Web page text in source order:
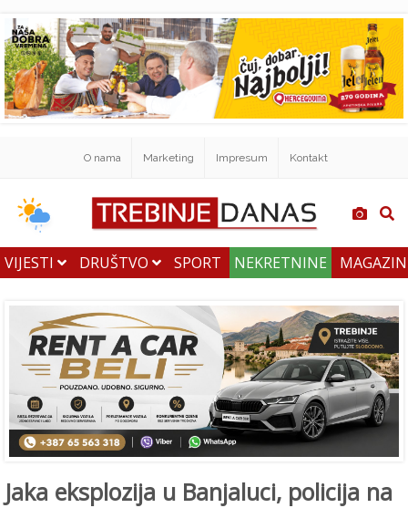
O nama Marketing Impresum Kontakt
VIJESTI DRUŠTVO SPORT NEKRETNINE
Jaka eksplozija u Banjaluci, policija na